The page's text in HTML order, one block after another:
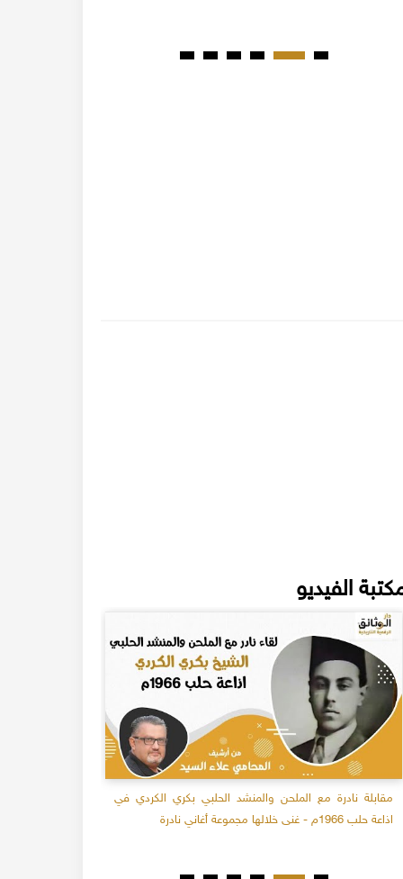
الفيديو
مقابلة نادرة مع الملحن والمنشد الحلبي بكري الكردي في
اذاعة حلب 1966م - غنى خلالها مجموعة أغاني نادرة